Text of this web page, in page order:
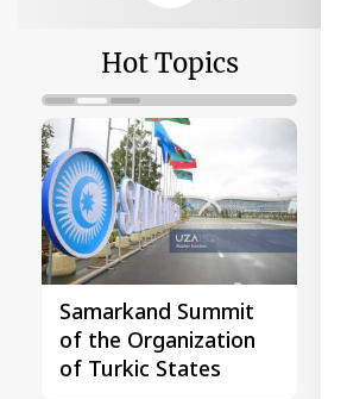
Hot Topics
Samarkand Summit
of the Organization
of Turkic States